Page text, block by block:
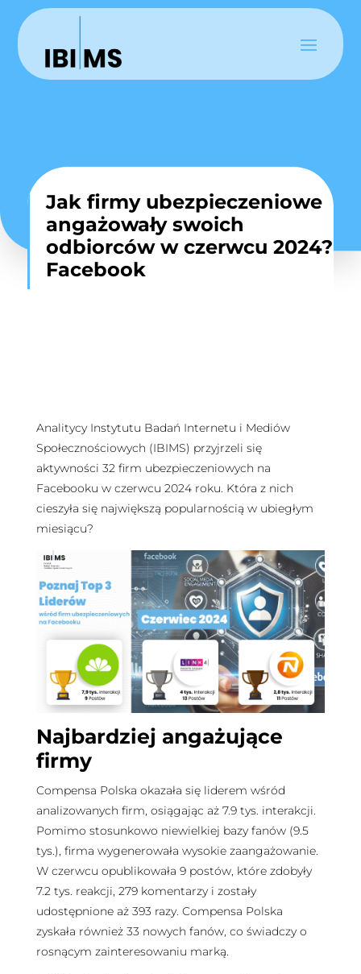
Jak firmy ubezpieczeniowe
angażowały swoich
odbiorców w czerwcu 2024?
Facebook
Analitycy Instytutu Badań Internetu i Mediów
Społecznościowych (IBIMS) przyjrzeli się
aktywności 32 firm ubezpieczeniowych na
Facebooku w czerwcu 2024 roku. Która z nich
cieszyła się największą popularnością w ubiegłym
miesiącu?
Najbardziej angażujące
firmy
Compensa Polska okazała się liderem wśród
analizowanych firm, osiągając aż 7.9 tys. interakcji.
Pomimo stosunkowo niewielkiej bazy fanów (9.5
tys.), firma wygenerowała wysokie zaangażowanie.
W czerwcu opublikowała 9 postów, które zdobyły
7.2 tys. reakcji, 279 komentarzy i zostały
udostępnione aż 393 razy. Compensa Polska
zyskała również 33 nowych fanów, co świadczy o
rosnącym zainteresowaniu marką.